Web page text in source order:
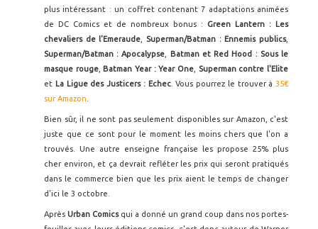
plus intéressant : un coffret contenant 7 adaptations animées
de DC Comics et de nombreux bonus : Green Lantern : Les
chevaliers de l'Emeraude
Superman/Batman : Ennemis publics,
Superman/Batman : Apocalypse
Batman et Red Hood : Sous le
masque rouge, Batman Year : Year One
Superman contre l'Elite
et La Ligue des Justicers : Echec. Vous pourrez le trouver à 35€
sur Amazon
Bien sûr, il ne sont pas seulement disponibles sur Amazon, c'est
juste que ce sont pour le moment les moins chers que l'on a
trouvés. Une autre enseigne française les propose 25% plus
cher environ, et ça devrait refléter les prix qui seront pratiqués
dans le commerce bien que les prix aient le temps de changer
d'ici le 3 octobre.
Après Urban Comicsqui a donné un grand coup dans nos portes-